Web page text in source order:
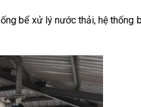
bể xử lý nước thải, hệ thống